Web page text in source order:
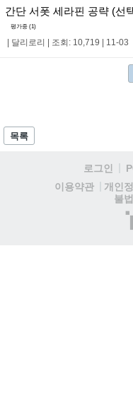
간단 서폿 세라핀 공략 (선
평가중 (1)
| 달리로리 | 조회: 10,719 | 11-03
목록
로그인
이용약관
개인
불